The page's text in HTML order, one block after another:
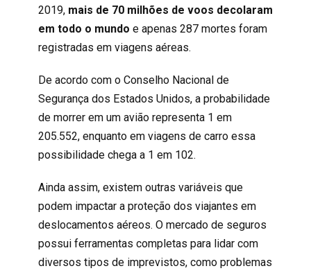
2019, mais de 70 milhões de voos decolaram
em todo o mundo e apenas 287 mortes foram
registradas em viagens aéreas.
De acordo com o Conselho Nacional de
Segurança dos Estados Unidos, a probabilidade
de morrer em um avião representa 1 em
205.552, enquanto em viagens de carro essa
possibilidade chega a 1 em 102.
Ainda assim, existem outras variáveis que
podem impactar a proteção dos viajantes em
deslocamentos aéreos. O mercado de seguros
possui ferramentas completas para lidar com
diversos tipos de imprevistos, como problemas